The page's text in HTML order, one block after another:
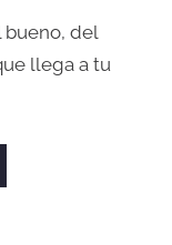
bueno, del
llega a tu